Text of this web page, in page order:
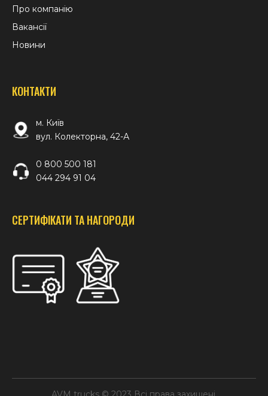
Про компанію
Вакансії
Новини
КОНТАКТИ
м. Київ
вул. Колекторна, 42-А
0 800 500 181
044 294 91 04
СЕРТИФІКАТИ ТА НАГОРОДИ